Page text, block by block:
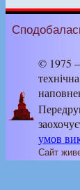
© 1975
умов
Сайт